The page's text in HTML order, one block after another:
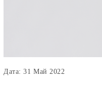
Дата: 31 Май 2022